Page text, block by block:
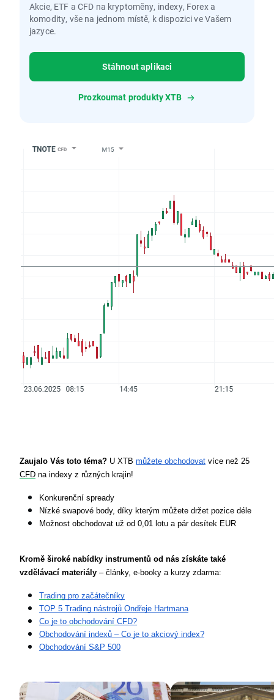
Akcie, ETF a CFD na kryptoměny, indexy, Forex a
komodity, vše na jednom místě, k dispozici ve Vašem
jazyce.
Stáhnout aplikaci
Prozkoumat produkty XTB
Zaujalo Vás toto téma? U XTB můžete obchodovat
CFD na indexy z různých krajin!
Konkurenční spready
Nízké swapové body, díky kterým můžete držet pozice déle
Možnost obchodovat už od 0,01 lotu a pár desítek EUR
Kromě široké nabídky instrumentů od nás získáte také
vzdělávací materiály – články, e-booky a kurzy zdarma:
Trading pro začátečníky
TOP 5 Trading nástrojů Ondřeje Hartmana
Co je to obchodování CFD?
Obchodování indexů – Co je to akciový index?
Obchodování S&P 500